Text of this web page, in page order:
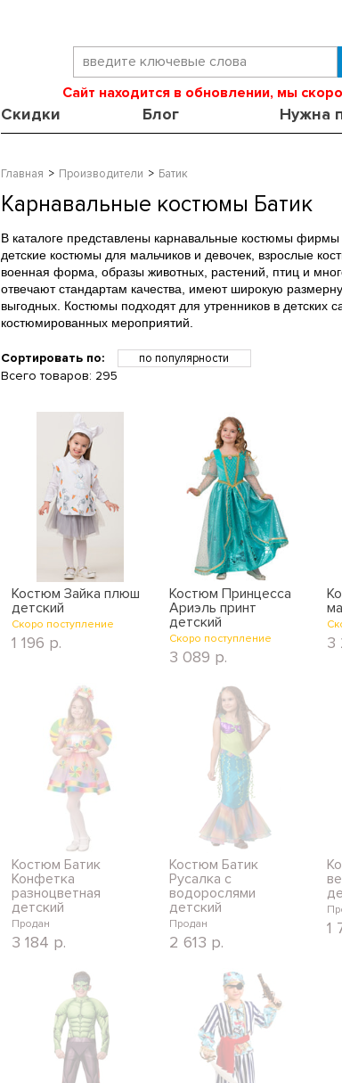
Сайт находится в обновлении, мы
Скидки Блог Нужна
Главная Производители Батик
Карнавальные костюмы Батик
В каталоге представлены карнавальные костюмы
детские костюмы для мальчиков и девочек, взрослые
военная форма, образы животных, растений, птиц и
отвечают стандартам качества, имеют широкую
выгодных. Костюмы подходят для утренников в детских
костюмированных мероприятий.
Сортировать по:
по популярности
по новинкам
по названию
Всего товаров: 295
Костюм Зайка плюш
детский
Скоро поступление
1 196 р.
Костюм Принцесса
Ариэль принт
детский
Скоро поступление
3 089 р.
3
Костюм Батик
Конфетка
разноцветная
детский
Продан
3 184 р.
Костюм Батик
Русалка с
водорослями
детский
Продан
2 613 р.
1